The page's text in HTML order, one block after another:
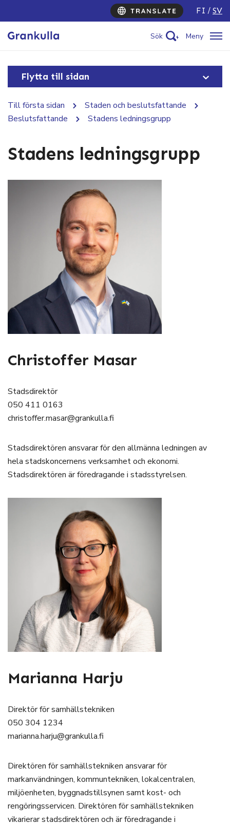
FI SV
Sök Meny
Flytta till sidan
Till första sidan
Staden och beslutsfattande
Beslutsfattande
Stadens ledningsgrupp
Stadens ledningsgrupp
Christoffer Masar
Stadsdirektör
050 411 0163
christoffer.masar@grankulla.fi
Stadsdirektören ansvarar för den allmänna ledningen av
hela stadskoncernens verksamhet och ekonomi.
Stadsdirektören är föredragande i stadsstyrelsen.
Marianna Harju
Direktör för samhällstekniken
050 304 1234
marianna.harju@grankulla.fi
Direktören för samhällstekniken ansvarar för
markanvändningen, kommuntekniken, lokalcentralen,
miljöenheten, byggnadstillsynen samt kost- och
rengöringsservicen. Direktören för samhällstekniken
vikarierar stadsdirektören och är föredragande i